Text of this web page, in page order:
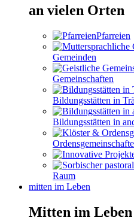
an vielen Orten
Pfarreien
Gemeinden
Gemeinschaften
Bildungsstätten in
Bildungsstätten in
Raum
mitten im Leben
Mitten im Leben